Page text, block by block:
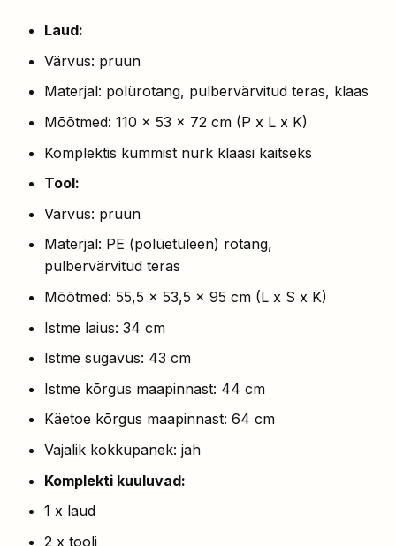
Laud:
Värvus: pruun
Materjal: polürotang, pulbervärvitud teras, klaas
Mõõtmed: 110 x 53 x 72 cm (P x L x K)
Komplektis kummist nurk klaasi kaitseks
Tool:
Värvus: pruun
Materjal: PE (polüetüleen) rotang,
pulbervärvitud teras
Mõõtmed: 55,5 x 53,5 x 95 cm (L x S x K)
Istme laius: 34 cm
Istme sügavus: 43 cm
Istme kõrgus maapinnast: 44 cm
Käetoe kõrgus maapinnast: 64 cm
Vajalik kokkupanek: jah
Komplekti kuuluvad:
1 x laud
2 x tooli